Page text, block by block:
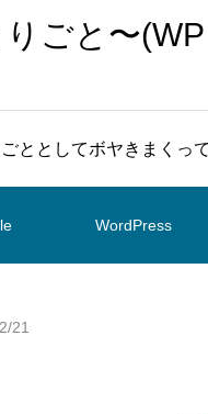
ごと〜(WP
ととしてボヤきまくっ
WordPress
21